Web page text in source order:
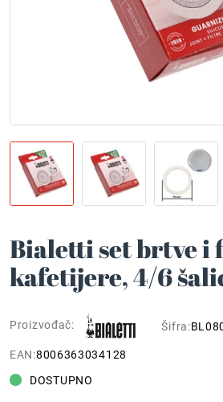
Bialetti set brtve i
kafetijere, 4/6
Proizvođač: Šifra:
EAN:8006363034128
DOSTUPNO